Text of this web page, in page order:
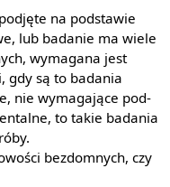
na podstawie
lub badanie ma wiele
wymagana jest
gdy są to badania
nie wymagające pod-
to takie badania
bezdomnych, czy